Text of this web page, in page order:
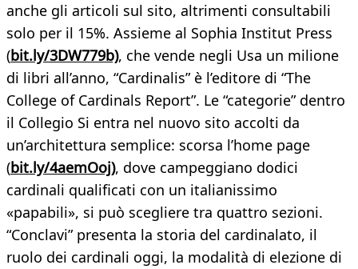
anche gli articoli sul sito, altrimenti consultabili
solo per il 15%. Assieme al Sophia Institut Press
(bit.ly/3DW779b), che vende negli Usa un milione
di libri all’anno, “Cardinalis” è l’editore di “The
College of Cardinals Report”. Le “categorie” dentro
il Collegio Si entra nel nuovo sito accolti da
un’architettura semplice: scorsa l’home page
(bit.ly/4aemOoj), dove campeggiano dodici
cardinali qualificati con un italianissimo
«papabili», si può scegliere tra quattro sezioni.
“Conclavi” presenta la storia del cardinalato, il
ruolo dei cardinali oggi, la modalità di elezione di